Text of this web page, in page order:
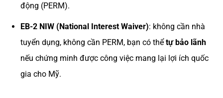
động (PERM).
EB-2 NIW (National Interest Waiver): không cần nhà
tuyển dụng, không cần PERM, bạn có thểtự bảo lãnh
nếu chứng minh được công việc mang lại lợi ích quốc
gia cho Mỹ.